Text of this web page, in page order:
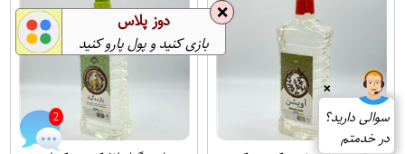
❌
سوالی دارید؟
در خدمتم
2
❌ دوز پلاس
بازی کنید و پول پارو کنید